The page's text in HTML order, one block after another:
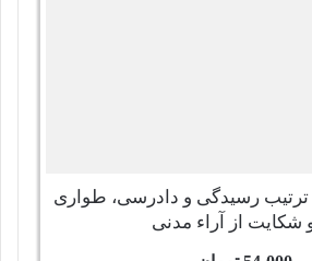
رسیدگی و دادرسی، طواری
شکایت از آراء مدنی